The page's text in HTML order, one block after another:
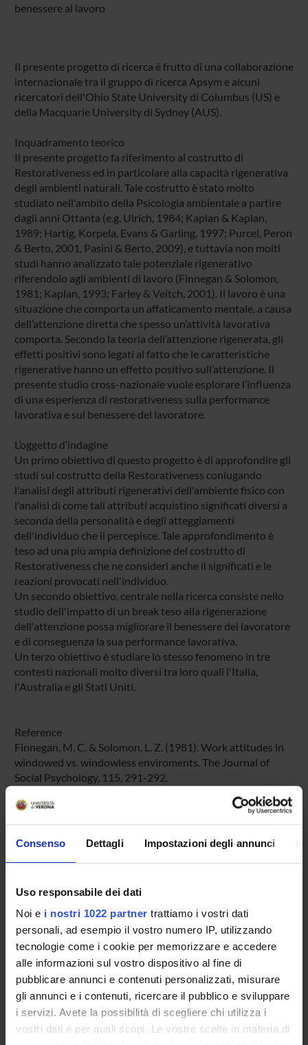
Consenso Dettagli Impostazioni degli annunci
Uso responsabile dei dati
Noi e i nostri 1022 partner trattiamo i vostri dati
personali, ad esempio il vostro numero IP, utilizzando
tecnologie come i cookie per memorizzare e accedere
alle informazioni sul vostro dispositivo al fine di
pubblicare annunci e contenuti personalizzati, misurare
gli annunci e i contenuti, ricercare il pubblico e sviluppare
i servizi. Avete la possibilità di scegliere chi utilizza i
vostri dati e per quali scopi. Le vostre scelte in materia di
benessere al lavoro
Il presente progetto di ricerca è frutto di una collaborazione
internazionale tra il gruppo di ricerca Apsym e alcuni
ricercatori dell'Ohio State University di Columbus (US) e
della Macquarie University di Sydney (AUS).
Inquadramento teorico
Il presente progetto fa riferimento al costrutto di
Restorativeness ed in particolare alla capacità rigenerativa
degli ambienti naturali. Tale costrutto è stato molto
studiato nell'ambito della Psicologia ambientale a partire
dagli anni Ottanta (e.g. Ulrich, 1984; Kaplan & Kaplan,
1989; Hartig, Korpela, Evans & Garling, 1997; Purcel, Peron
& Berto, 2001, Pasini & Berto, 2009), e tuttavia non molti
studi hanno analizzato tale potenziale rigenerativo
riferendolo agli ambienti di lavoro (Finnegan & Solomon,
1981; Kaplan, 1993; Farley & Veitch, 2001). Il lavoro è una
situazione che comporta un affaticamento mentale, a causa
dell’attenzione diretta che spesso un’attività lavorativa
comporta. Secondo la teoria dell’attenzione rigenerata, gli
effetti positivi sono legati al fatto che le caratteristiche
rigenerative hanno un effetto positivo sull’attenzione. Il
presente studio cross-nazionale vuole esplorare l’influenza
di una esperienza di restorativeness sulla performance
lavorativa e sul benessere del lavoratore.
L’oggetto d’indagine
Un primo obiettivo di questo progetto è di approfondire gli
studi sul costrutto della Restorativeness coniugando
l'analisi degli attributi rigenerativi dell'ambiente fisico con
l'analisi di come tali attributi acquistino significati diversi a
seconda della personalità e degli atteggiamenti
dell'individuo che li percepisce. Tale approfondimento è
teso ad una più ampia definizione del costrutto di
Restorativeness che ne consideri anche il significati e le
reazioni provocati nell'individuo.
Un secondo obiettivo, centrale nella ricerca consiste nello
studio dell'impatto di un break teso alla rigenerazione
dell'attenzione possa migliorare il benessere del lavoratore
e di conseguenza la sua performance lavorativa.
Un terzo obiettivo è studiare lo stesso fenomeno in tre
contesti nazionali molto diversi tra loro quali l'Italia,
l'Australia e gli Stati Uniti.
Reference
Finnegan, M. C. & Solomon, L. Z. (1981). Work attitudes in
windowed vs. windowless enviroments. The Journal of
Social Psychology, 115, 291-292.
Kaplan, R. (1993). The role of nature in the context of the
workplace. Landscape and Urban Planning, 26, 193-201.
Ulrich, R. S. (1984). View through a window may influence
recovery from surgery. Science, 224, 420-421.
Kaplan, R., & Kaplan, S. (1989). The experience of nature: A
University Press.
PARTECIPANTI AL PROGETTO
Professore associato
JACK NASAR
Visiting professors